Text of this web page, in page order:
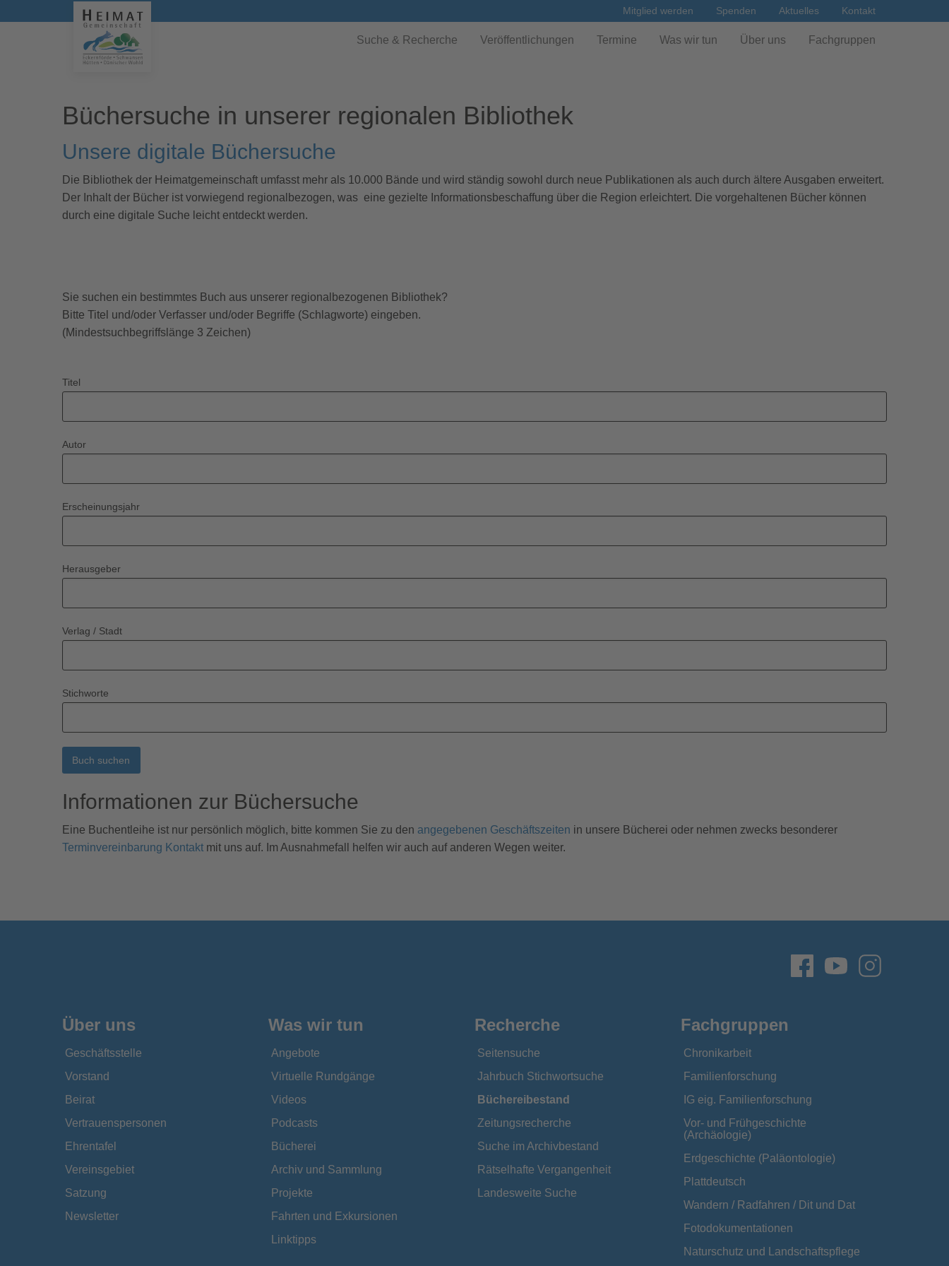
Mitglied werden Spenden Aktuelles Kontakt
Suche & Recherche Veröffentlichungen Termine Was wir tun Über uns Fachgruppen
Büchersuche in unserer regionalen Bibliothek
Unsere digitale Büchersuche
Die Bibliothek der Heimatgemeinschaft umfasst mehr als 10.000 Bände und wird ständig sowohl durch neue Publikationen als auch durch ältere Ausgaben erweitert.
Der Inhalt der Bücher ist vorwiegend regionalbezogen, was eine gezielte Informationsbeschaffung über die Region erleichtert. Die vorgehaltenen Bücher können
durch eine digitale Suche leicht entdeckt werden.
Sie suchen ein bestimmtes Buch aus unserer regionalbezogenen Bibliothek?
Bitte Titel und/oder Verfasser und/oder Begriffe (Schlagworte) eingeben.
(Mindestsuchbegriffslänge 3 Zeichen)
Titel
Autor
Erscheinungsjahr
Herausgeber
Verlag / Stadt
Stichworte
Buch suchen
Informationen zur Büchersuche
Eine Buchentleihe ist nur persönlich möglich, bitte kommen Sie zu den angegebenen Geschäftszeiten in unsere Bücherei oder nehmen zwecks besonderer
Terminvereinbarung Kontakt mit uns auf. Im Ausnahmefall helfen wir auch auf anderen Wegen weiter.
Über uns
Geschäftsstelle
Vorstand
Beirat
Vertrauenspersonen
Ehrentafel
Vereinsgebiet
Satzung
Newsletter
Was wir tun
Angebote
Virtuelle Rundgänge
Videos
Podcasts
Bücherei
Archiv und Sammlung
Projekte
Fahrten und Exkursionen
Linktipps
Recherche
Seitensuche
Jahrbuch Stichwortsuche
Büchereibestand
Zeitungsrecherche
Suche im Archivbestand
Rätselhafte Vergangenheit
Landesweite Suche
Fachgruppen
Chronikarbeit
Familienforschung
IG eig. Familienforschung
Vor- und Frühgeschichte
(Archäologie)
Erdgeschichte (Paläontologie)
Plattdeutsch
Wandern / Radfahren / Dit und Dat
Fotodokumentationen
Naturschutz und Landschaftspflege